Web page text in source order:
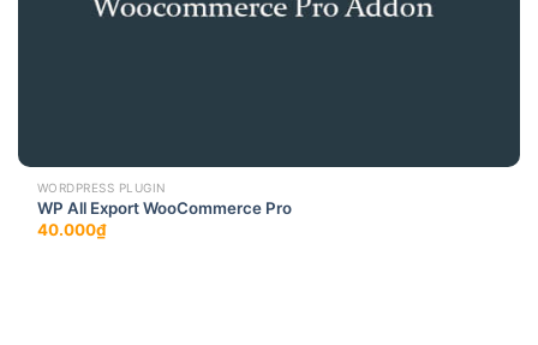
WORDPRESS PLUGIN
WP All Export WooCommerce Pro
40.000₫